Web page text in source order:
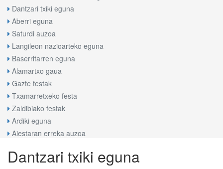
Dantzari txiki eguna
Aberri eguna
Saturdi auzoa
Langileon nazioarteko eguna
Baserritarren eguna
Alamartxo gaua
Gazte festak
Txamarretxeko festa
Zaldibiako festak
Ardiki eguna
Aiestaran erreka auzoa
Dantzari txiki eguna